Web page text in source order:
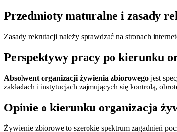
Przedmioty maturalne i zasady
Zasady rekrutacji należy sprawdzać na stronach
Perspektywy pracy po kierunku
Absolwent organizacji żywienia zbiorowego jest
zakładach i instytucjach zajmujących się kontrolą,
Opinie o kierunku organizacja
Żywienie zbiorowe to szerokie spektrum zagadnień